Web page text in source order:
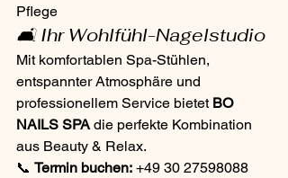
Pflege
🛋️ Ihr Wohlfühl-Nagelstudio
Mit komfortablen Spa-Stühlen,
entspannter Atmosphäre und
professionellem Service bietet BO
NAILS SPA die perfekte Kombination
aus Beauty & Relax.
📞 Termin buchen: +49 30 27598088